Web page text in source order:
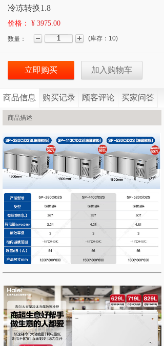
冷冻转换1.8
价格： ¥ 3975.00
数量： (库存： 10)
立即购买 加入购物车
商品信息 购买记录 顾客评论 买家问答
商品描述